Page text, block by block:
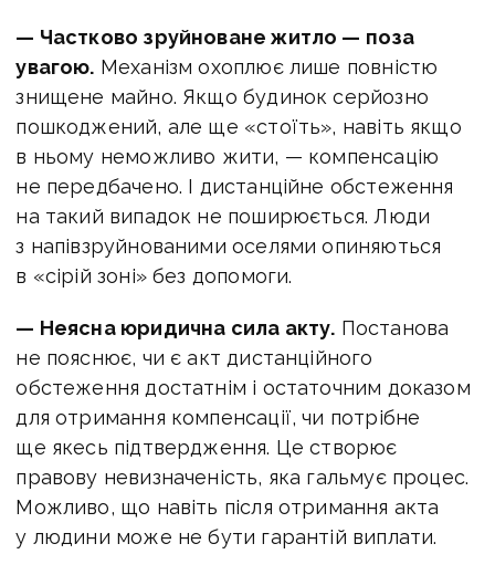
— Частково зруйноване житло — поза
увагою. Механізм охоплює лише повністю
знищене майно. Якщо будинок серйозно
пошкоджений, але ще «стоїть», навіть якщо
в ньому неможливо жити, — компенсацію
не передбачено. І дистанційне обстеження
на такий випадок не поширюється. Люди
з напівзруйнованими оселями опиняються
в «сірій зоні» без допомоги.
— Неясна юридична сила акту. Постанова
не пояснює, чи є акт дистанційного
обстеження достатнім і остаточним доказом
для отримання компенсації, чи потрібне
ще якесь підтвердження. Це створює
правову невизначеність, яка гальмує процес.
Можливо, що навіть після отримання акта
у людини може не бути гарантій виплати.